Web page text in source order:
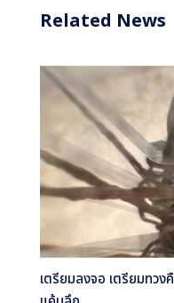
Related News
เตรียมลงจอ เตรียมทว